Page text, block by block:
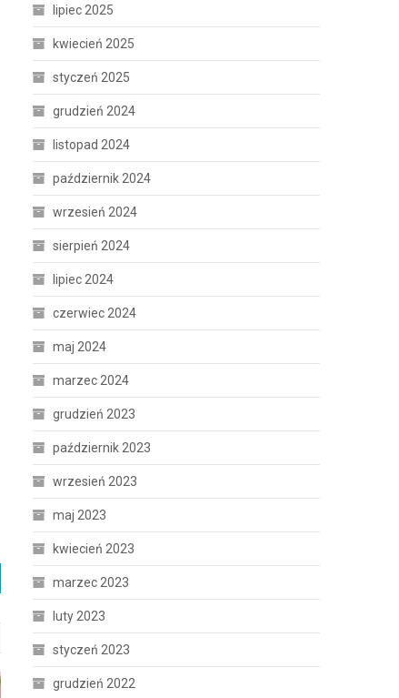
lipiec 2025
kwiecień 2025
styczeń 2025
grudzień 2024
listopad 2024
październik 2024
wrzesień 2024
sierpień 2024
lipiec 2024
czerwiec 2024
maj 2024
marzec 2024
grudzień 2023
październik 2023
wrzesień 2023
maj 2023
kwiecień 2023
marzec 2023
luty 2023
styczeń 2023
grudzień 2022